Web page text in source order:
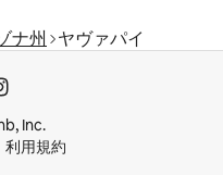
ナ州 ヤヴァパイ
Inc.
利用規約